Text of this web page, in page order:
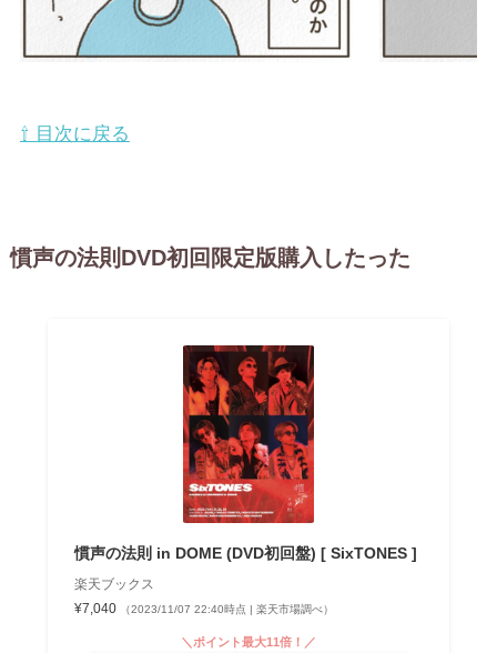
⇧ 目次に戻る
慣声の法則DVD初回限定版購入したった
慣声の法則 in DOME (DVD初回盤) [ SixTONES ]
楽天ブックス
¥7,040
（2023/11/07 22:40時点 | 楽天市場調べ）
＼ポイント最大11倍！／